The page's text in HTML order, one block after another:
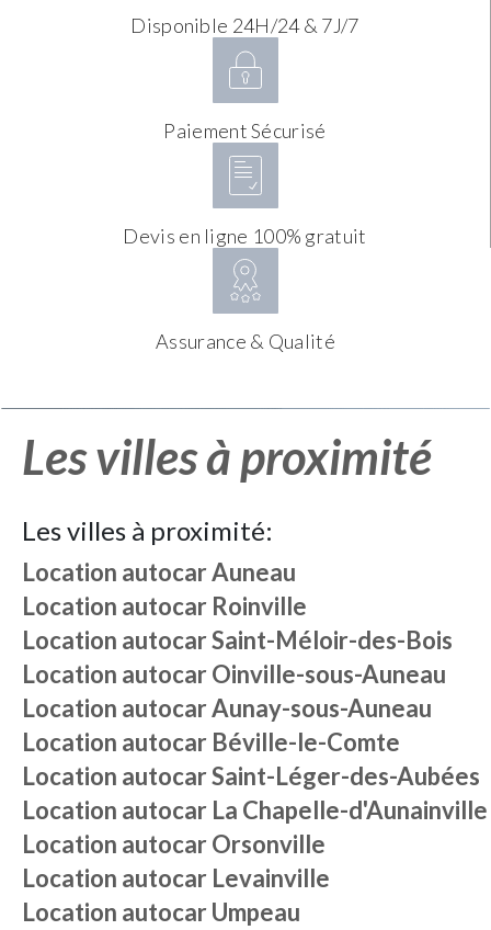
Disponible 24H/24 & 7J/7
Paiement Sécurisé
Devis en ligne 100% gratuit
Assurance & Qualité
Les villes à proximité
Les villes à proximité:
Location autocarAuneau
Location autocar Roinville
Location autocarSaint-Méloir-des-Bois
Location autocarOinville-sous-Auneau
Location autocarAunay-sous-Auneau
Location autocar Béville-le-Comte
Location autocarSaint-Léger-des-Aubées
Location autocar La Chapelle-d'Aunainville
Location autocarOrsonville
Location autocar Levainville
Location autocarUmpeau